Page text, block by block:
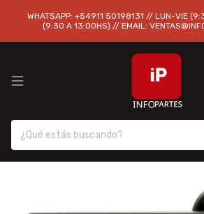
WHATSAPP: +54911 50198131 // LUN-VIE
(9:30 A 13:00HS) // EMAIL: